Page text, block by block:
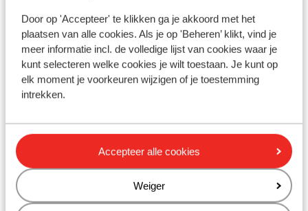
Door op 'Accepteer' te klikken ga je akkoord met het
plaatsen van alle cookies. Als je op 'Beheren’ klikt, vind je
meer informatie incl. de volledige lijst van cookies waar je
kunt selecteren welke cookies je wilt toestaan. Je kunt op
elk moment je voorkeuren wijzigen of je toestemming
intrekken.
Accepteer alle cookies
Weiger